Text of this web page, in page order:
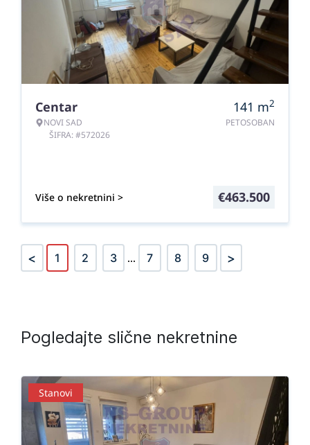
Centar
NOVI SAD
ŠIFRA: #572026
141 m2
PETOSOBAN
Više o nekretnini > €463.500
< 1 2 3 ... 7 8 9 >
Pogledajte slične nekretnine
Stanovi